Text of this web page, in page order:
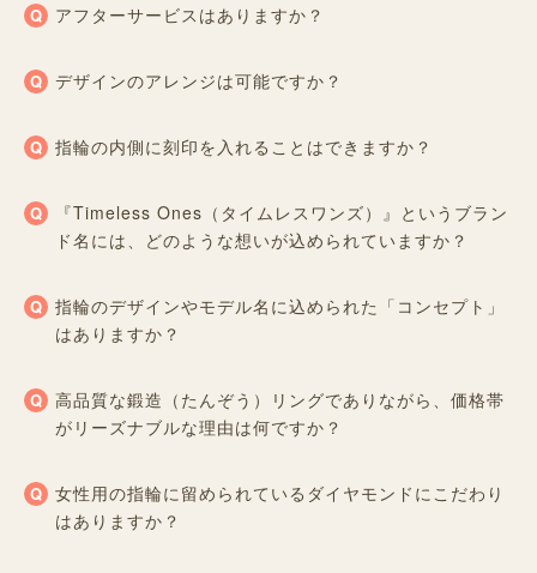
アフターサービスはありますか？
デザインのアレンジは可能ですか？
指輪の内側に刻印を入れることはできますか？
『Timeless Ones（タイムレスワンズ）』というブラン
ド名には、どのような想いが込められていますか？
指輪のデザインやモデル名に込められた「コンセプト」
はありますか？
高品質な鍛造（たんぞう）リングでありながら、価格帯
がリーズナブルな理由は何ですか？
女性用の指輪に留められているダイヤモンドにこだわり
はありますか？